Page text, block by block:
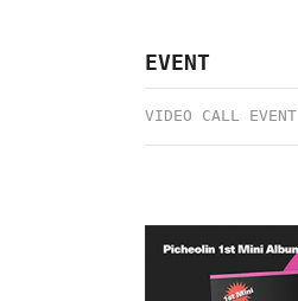
EVENT
VIDEO CALL EVENT